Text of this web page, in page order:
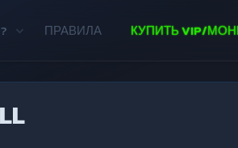
ПРАВИЛА КУПИТЬ VIP/